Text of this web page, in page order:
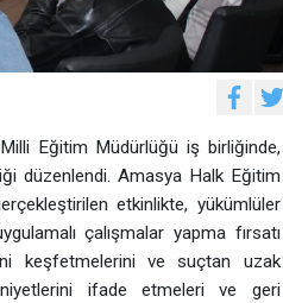
Eğitim Müdürlüğü iş birliğinde,
düzenlendi. Amasya Halk Eğitim
etkinlikte, yükümlüler
çalışmalar yapma fırsatı
keşfetmelerini ve suçtan uzak
ifade etmeleri ve geri